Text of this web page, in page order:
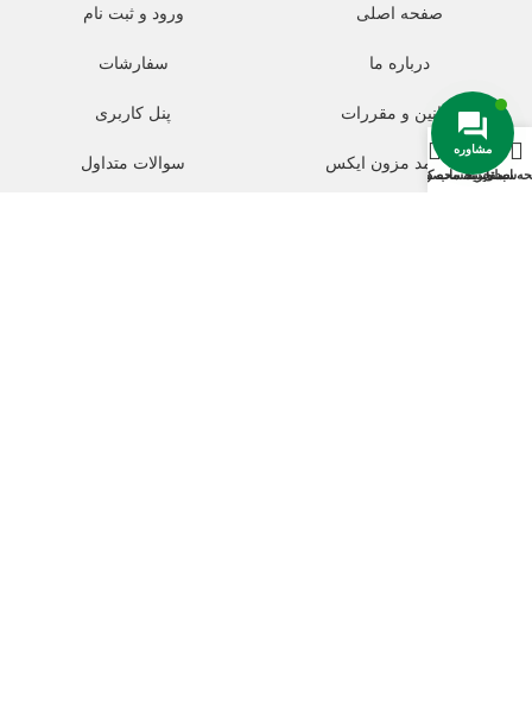
صفحه اصلی
درباره ما
قوانین و مقررات
مجله مد مزون ایکس
ورود و ثبت نام
سفارشات
پنل کاربری
سوالات متداول
اصلی
سبد خرید
مقایسه محصول
حساب کاربری
مشاوره